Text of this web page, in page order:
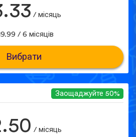
/ місяць
/ 6 місяців
Вибрати
Заощаджуйте 50%
/ місяць